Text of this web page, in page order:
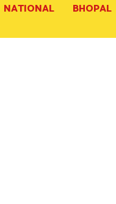
NATIONAL
BHOPAL